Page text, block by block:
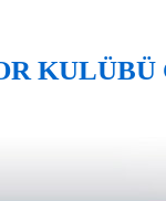
KULÜBÜ